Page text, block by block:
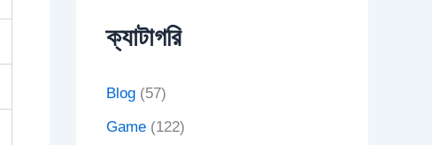
ক্যাটাগরি
Blog (57)
Game (122)